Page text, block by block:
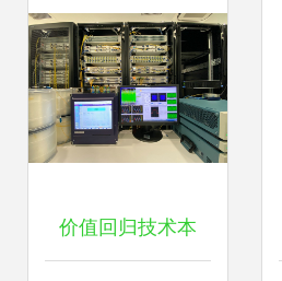
价值回归技术本